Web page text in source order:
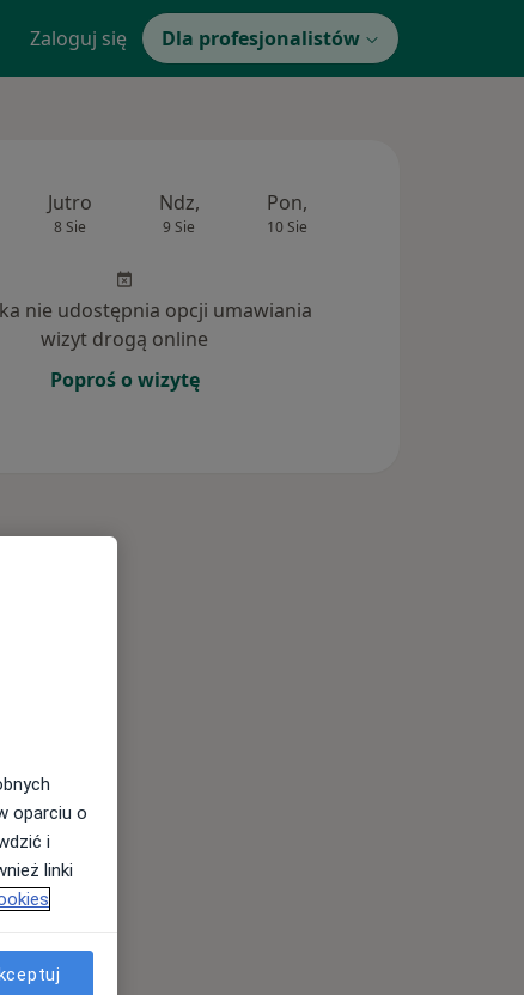
Zaloguj się Dla profesjonalistów
Jutro
8 Sie
Ndz,
9 Sie
Pon,
10 Sie
nie udostępnia opcji umawiania
wizyt drogą online
Poproś o wizytę
oparciu o
i
linki